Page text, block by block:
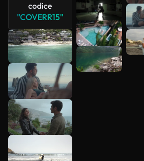
codice
"COVERR15"